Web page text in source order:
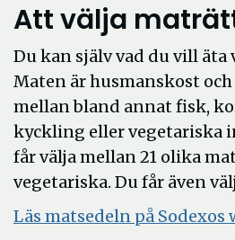
Att välja
Du kan själv vad du vill äta
Maten är husmanskost
mellan bland annat fisk,
kyckling eller vegetariska
får välja mellan 21 olika
vegetariska. Du får även
Läs matsedeln på Sodexos